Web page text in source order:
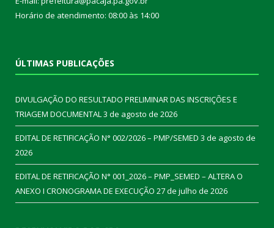
Horário de atendimento: 08:00 às 14:00
ÚLTIMAS PUBLICAÇÕES
DIVULGAÇÃO DO RESULTADO PRELIMINAR DAS INSCRIÇÕES E
TRIAGEM DOCUMENTAL3 de agosto de 2026
EDITAL DE RETIFICAÇÃO N° 002/2026 – PMP/SEMED 3 de agosto de
2026
EDITAL DE RETIFICAÇÃO N° 001_2026 – PMP_SEMED – ALTERA O
ANEXO I CRONOGRAMA DE EXECUÇÃO 27 de julho de 2026